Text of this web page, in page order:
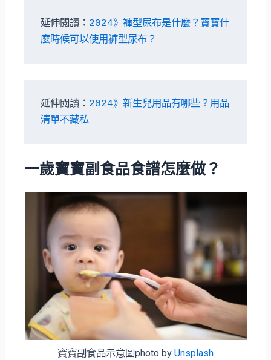
延伸閱讀： 2024》褲型尿布是什麼？寶寶什
麼時候可以使用褲型尿布？
延伸閱讀： 2024》新生兒用品有哪些？用品
清單不藏私
一歲寶寶副食品食譜怎麼做？
寶寶副食品示意圖photo by Unsplash